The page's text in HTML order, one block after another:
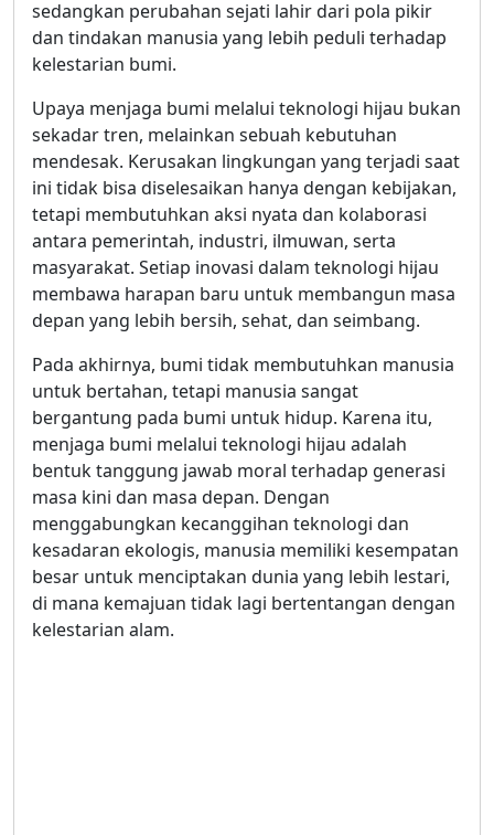
sedangkan perubahan sejati lahir dari pola pikir
dan tindakan manusia yang lebih peduli terhadap
kelestarian bumi.
Upaya menjaga bumi melalui teknologi hijau bukan
sekadar tren, melainkan sebuah kebutuhan
mendesak. Kerusakan lingkungan yang terjadi saat
ini tidak bisa diselesaikan hanya dengan kebijakan,
tetapi membutuhkan aksi nyata dan kolaborasi
antara pemerintah, industri, ilmuwan, serta
masyarakat. Setiap inovasi dalam teknologi hijau
membawa harapan baru untuk membangun masa
depan yang lebih bersih, sehat, dan seimbang.
Pada akhirnya, bumi tidak membutuhkan manusia
untuk bertahan, tetapi manusia sangat
bergantung pada bumi untuk hidup. Karena itu,
menjaga bumi melalui teknologi hijau adalah
bentuk tanggung jawab moral terhadap generasi
masa kini dan masa depan. Dengan
menggabungkan kecanggihan teknologi dan
kesadaran ekologis, manusia memiliki kesempatan
besar untuk menciptakan dunia yang lebih lestari,
di mana kemajuan tidak lagi bertentangan dengan
kelestarian alam.